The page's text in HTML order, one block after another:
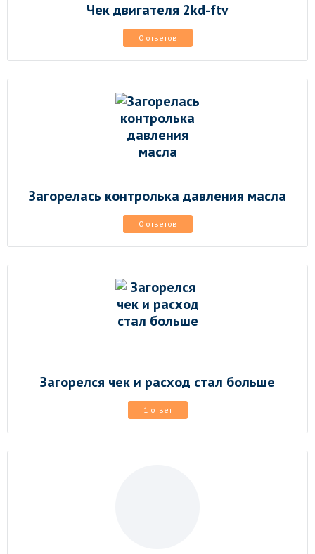
Чек двигателя 2kd-ftv
0 ответов
Загорелась контролька давления масла
0 ответов
Загорелся чек и расход стал больше
1 ответ